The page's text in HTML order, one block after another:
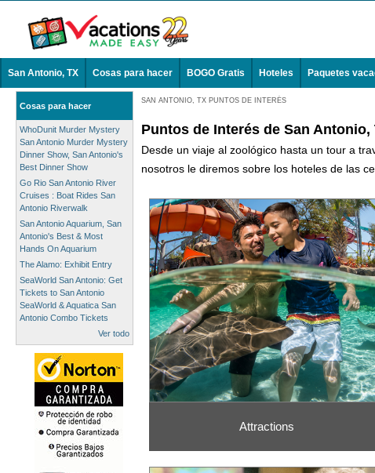
San Antonio, TX Cosas para hacer BOGO Gratis Hoteles Paquetes
Cosas para hacer
WhoDunit Murder Mystery
San Antonio Murder Mystery
Dinner Show, San Antonio's
Best Dinner Show
Go Rio San Antonio River
Cruises : Boat Rides San
Antonio Riverwalk
San Antonio Aquarium, San
Antonio's Best & Most
Hands On Aquarium
The Alamo: Exhibit Entry
SeaWorld San Antonio: Get
Tickets to San Antonio
SeaWorld & Aquatica San
Antonio Combo Tickets
Ver todo
SAN ANTONIO, TX PUNTOS DE INTERÉS
Puntos de Interés de San Antonio,
Desde un viaje al zoológico hasta un tour a
nosotros le diremos sobre los hoteles de las
Attractions